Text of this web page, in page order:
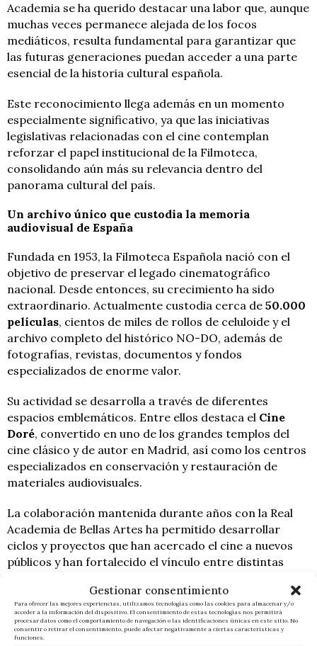
Gestionar consentimiento
Para ofrecer las mejores experiencias, utilizamos tecnologías como las cookies para almacenar y/o
acceder a la información del dispositivo. El consentimiento de estas tecnologías nos permitirá
procesar datos como el comportamiento de navegación o las identificaciones únicas en este sitio. No
consentir o retirar el consentimiento, puede afectar negativamente a ciertas características y
funciones.
Academia se ha querido destacar una labor que, aunque
muchas veces permanece alejada de los focos
mediáticos, resulta fundamental para garantizar que
las futuras generaciones puedan acceder a una parte
esencial de la historia cultural española.
Este reconocimiento llega además en un momento
especialmente significativo, ya que las iniciativas
legislativas relacionadas con el cine contemplan
reforzar el papel institucional de la Filmoteca,
consolidando aún más su relevancia dentro del
panorama cultural del país.
Un archivo único que custodia la memoria
audiovisual de España
Fundada en 1953, la Filmoteca Española nació con el
objetivo de preservar el legado cinematográfico
nacional. Desde entonces, su crecimiento ha sido
extraordinario. Actualmente custodia cerca de 50.000
películas, cientos de miles de rollos de celuloide y el
archivo completo del histórico NO-DO, además de
fotografías, revistas, documentos y fondos
especializados de enorme valor.
Su actividad se desarrolla a través de diferentes
espacios emblemáticos. Entre ellos destaca el Cine
Doré, convertido en uno de los grandes templos del
cine clásico y de autor en Madrid, así como los centros
especializados en conservación y restauración de
materiales audiovisuales.
La colaboración mantenida durante años con la Real
Academia de Bellas Artes ha permitido desarrollar
ciclos y proyectos que han acercado el cine a nuevos
públicos y han fortalecido el vínculo entre distintas
Con esta Medalla de Honor, la Academia reconoce no
solo una trayectoria ejemplar, sino también el
compromiso de una institución que trabaja cada día